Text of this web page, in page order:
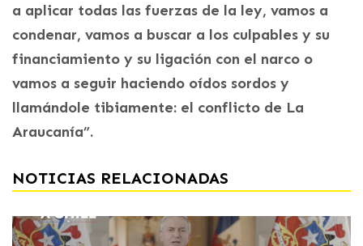
a aplicar todas las fuerzas de la ley, vamos a
condenar, vamos a buscar a los culpables y su
financiamiento y su ligación con el narco o
vamos a seguir haciendo oídos sordos y
llamándole tibiamente: el conflicto de La
Araucanía”.
NOTICIAS RELACIONADAS